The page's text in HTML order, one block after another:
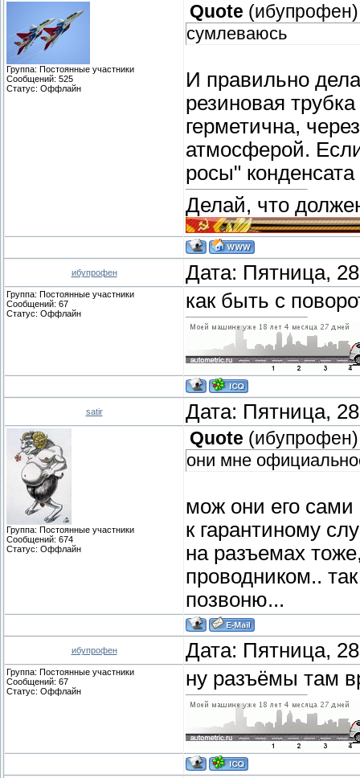
Группа: Постоянные участники
Сообщений: 525
Статус: Оффлайн
Quote (ибупрофен)
сумлеваюсь
И правильно
резиновая
герметична,
атмосферой.
росы"
Делай, что
ибупрофен Дата: Пятница,
Группа: Постоянные участники
Сообщений: 67
Статус: Оффлайн
как быть с
satir Дата: Пятница,
Группа: Постоянные участники
Сообщений: 674
Статус: Оффлайн
Quote (ибупрофен)
они мне
мож они его сами
к гарантиному
на разъемах
проводником..
позвоню...
ибупрофен Дата: Пятница,
Группа: Постоянные участники
Сообщений: 67
Статус: Оффлайн
ну разъёмы там